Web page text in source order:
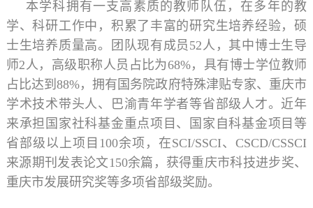
本学科拥有一支高素质的教师队伍，在多年的教
学、科研工作中，积累了丰富的研究生培养经验，硕
士生培养质量高。团队现有成员52人，其中博士生导
师2人，高级职称人员占比为68%，具有博士学位教师
占比达到88%，拥有国务院政府特殊津贴专家、重庆市
学术技术带头人、巴渝青年学者等省部级人才。近年
来承担国家社科基金重点项目、国家自科基金项目等
省部级以上项目100余项，在SCI/SSCI、CSCD/CSSCI
来源期刊发表论文150余篇，获得重庆市科技进步奖、
重庆市发展研究奖等多项省部级奖励。